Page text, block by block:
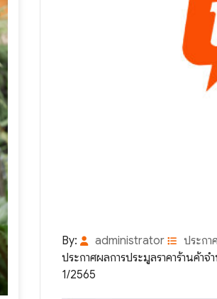
By: administrator
ประกา
ประกาศผลการประมูลราคาร้านค้า
1/2565